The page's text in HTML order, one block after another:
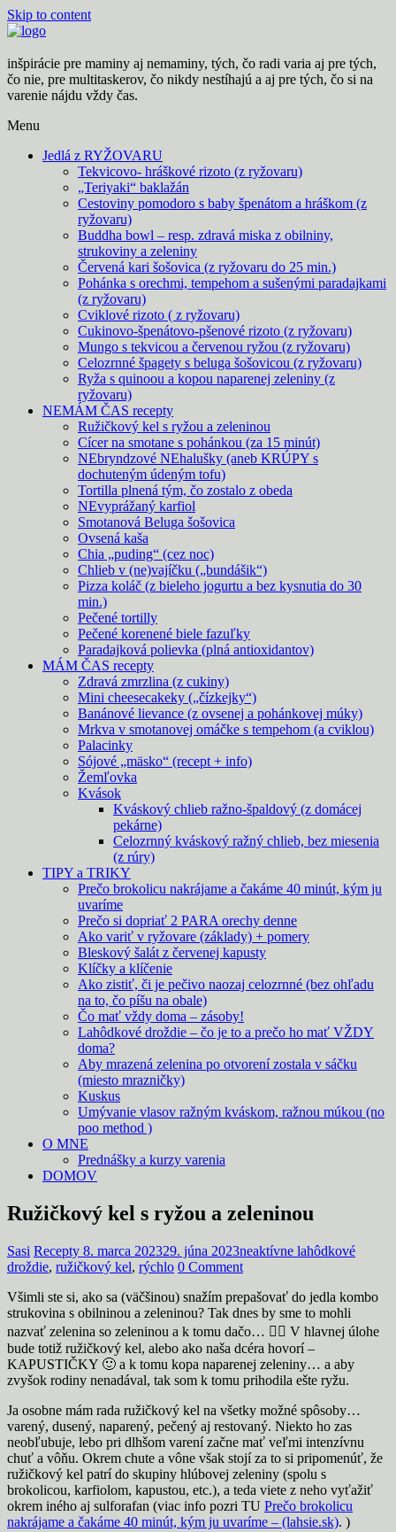
Skip to content
inšpirácie pre maminy aj nemaminy, tých, čo radi varia aj pre tých,
čo nie, pre multitaskerov, čo nikdy nestíhajú a aj pre tých, čo si na
varenie nájdu vždy čas.
Menu
Jedlá z RYŽOVARU
Tekvicovo- hráškové rizoto (z ryžovaru)
„Teriyaki“ baklažán
Cestoviny pomodoro s baby špenátom a hráškom (z
ryžovaru)
Buddha bowl – resp. zdravá miska z obilniny,
strukoviny a zeleniny
Červená kari šošovica (z ryžovaru do 25 min.)
Pohánka s orechmi, tempehom a sušenými paradajkami
(z ryžovaru)
Cviklové rizoto ( z ryžovaru)
Cukinovo-špenátovo-pšenové rizoto (z ryžovaru)
Mungo s tekvicou a červenou ryžou (z ryžovaru)
Celozrnné špagety s beluga šošovicou (z ryžovaru)
Ryža s quinoou a kopou naparenej zeleniny (z
ryžovaru)
NEMÁM ČAS recepty
Ružičkový kel s ryžou a zeleninou
Cícer na smotane s pohánkou (za 15 minút)
NEbryndzové NEhalušky (aneb KRÚPY s
dochuteným údeným tofu)
Tortilla plnená tým, čo zostalo z obeda
NEvyprážaný karfiol
Smotanová Beluga šošovica
Ovsená kaša
Chia „puding“ (cez noc)
Chlieb v (ne)vajíčku („bundášik“)
Pizza koláč (z bieleho jogurtu a bez kysnutia do 30
min.)
Pečené tortilly
Pečené korenené biele fazuľky
Paradajková polievka (plná antioxidantov)
MÁM ČAS recepty
Zdravá zmrzlina (z cukiny)
Mini cheesecakeky („čízkejky“)
Banánové lievance (z ovsenej a pohánkovej múky)
Mrkva v smotanovej omáčke s tempehom (a cviklou)
Palacinky
Sójové „mäsko“ (recept + info)
Žemľovka
Kvások
Kváskový chlieb ražno-špaldový (z domácej
pekárne)
Celozrnný kváskový ražný chlieb, bez miesenia
(z rúry)
TIPY a TRIKY
Prečo brokolicu nakrájame a čakáme 40 minút, kým ju
uvaríme
Prečo si dopriať 2 PARA orechy denne
Ako variť v ryžovare (základy) + pomery
Bleskový šalát z červenej kapusty
Klíčky a klíčenie
Ako zistiť, či je pečivo naozaj celozrnné (bez ohľadu
na to, čo píšu na obale)
Čo mať vždy doma – zásoby!
Lahôdkové droždie – čo je to a prečo ho mať VŽDY
doma?
Aby mrazená zelenina po otvorení zostala v sáčku
(miesto mrazničky)
Kuskus
Umývanie vlasov ražným kváskom, ražnou múkou (no
poo method )
O MNE
Prednášky a kurzy varenia
DOMOV
Ružičkový kel s ryžou a zeleninou
Sasi Recepty 8. marca 202329. júna 2023neaktívne lahôdkové
droždie, ružičkový kel, rýchlo 0 Comment
Všimli ste si, ako sa (väčšinou) snažím prepašovať do jedla kombo
strukovina s obilninou a zeleninou? Tak dnes by sme to mohli
nazvať zelenina so zeleninou a k tomu dačo… 🤷‍♀️ V hlavnej úlohe
bude totiž ružičkový kel, alebo ako naša dcéra hovorí –
KAPUSTIČKY 🙂 a k tomu kopa naparenej zeleniny… a aby
zvyšok rodiny nenadával, tak som k tomu prihodila ešte ryžu.
Ja osobne mám rada ružičkový kel na všetky možné spôsoby…
varený, dusený, naparený, pečený aj restovaný. Niekto ho zas
neobľubuje, lebo pri dlhšom varení začne mať veľmi intenzívnu
chuť a vôňu. Okrem chute a vône však stojí za to si pripomenúť, že
ružičkový kel patrí do skupiny hlúbovej zeleniny (spolu s
brokolicou, karfiolom, kapustou, etc.), a teda viete z neho vyťažiť
okrem iného aj sulforafan (viac info pozri TU Prečo brokolicu
nakrájame a čakáme 40 minút, kým ju uvaríme – (lahsie.sk). )